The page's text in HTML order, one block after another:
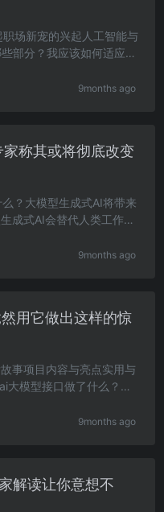
场新宠的兴起人工智能与
部分？我应该如何适应人
9months ago
称其或将彻底改变
？大模型生成式AI将带来
成式AI会替代人类工作
9months ago
用它做出这样的惊
事项目内容与亮点实用与
大模型接口做了什么？使
9months ago
解读让你意想不